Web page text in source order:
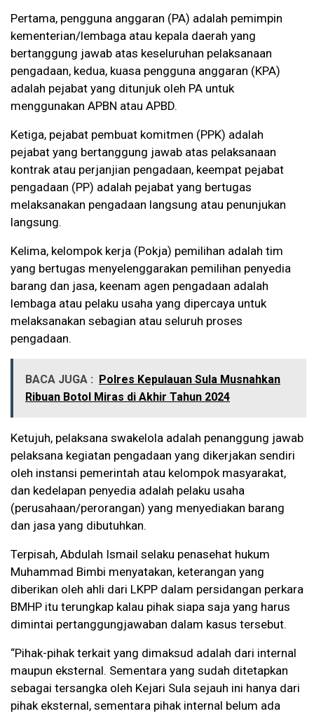
Pertama, pengguna anggaran (PA) adalah pemimpin
kementerian/lembaga atau kepala daerah yang
bertanggung jawab atas keseluruhan pelaksanaan
pengadaan, kedua, kuasa pengguna anggaran (KPA)
adalah pejabat yang ditunjuk oleh PA untuk
menggunakan APBN atau APBD.
Ketiga, pejabat pembuat komitmen (PPK) adalah
pejabat yang bertanggung jawab atas pelaksanaan
kontrak atau perjanjian pengadaan, keempat pejabat
pengadaan (PP) adalah pejabat yang bertugas
melaksanakan pengadaan langsung atau penunjukan
langsung.
Kelima, kelompok kerja (Pokja) pemilihan adalah tim
yang bertugas menyelenggarakan pemilihan penyedia
barang dan jasa, keenam agen pengadaan adalah
lembaga atau pelaku usaha yang dipercaya untuk
melaksanakan sebagian atau seluruh proses
pengadaan.
BACA JUGA :
Polres Kepulauan Sula Musnahkan
Ribuan Botol Miras di Akhir Tahun 2024
Ketujuh, pelaksana swakelola adalah penanggung jawab
pelaksana kegiatan pengadaan yang dikerjakan sendiri
oleh instansi pemerintah atau kelompok masyarakat,
dan kedelapan penyedia adalah pelaku usaha
(perusahaan/perorangan) yang menyediakan barang
dan jasa yang dibutuhkan.
Terpisah, Abdulah Ismail selaku penasehat hukum
Muhammad Bimbi menyatakan, keterangan yang
diberikan oleh ahli dari LKPP dalam persidangan perkara
BMHP itu terungkap kalau pihak siapa saja yang harus
dimintai pertanggungjawaban dalam kasus tersebut.
“Pihak-pihak terkait yang dimaksud adalah dari internal
maupun eksternal. Sementara yang sudah ditetapkan
sebagai tersangka oleh Kejari Sula sejauh ini hanya dari
pihak eksternal, sementara pihak internal belum ada